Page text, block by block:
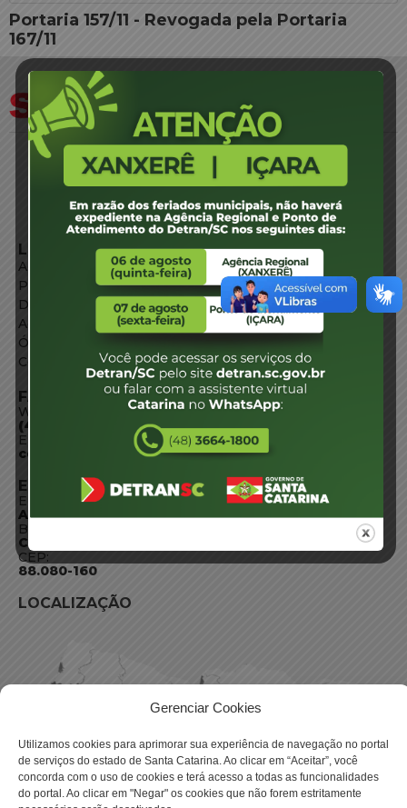
Gerenciar Cookies
Utilizamos cookies para aprimorar sua experiência de navegação no portal
de serviços do estado de Santa Catarina. Ao clicar em “Aceitar”, você
concorda com o uso de cookies e terá acesso a todas as funcionalidades
do portal. Ao clicar em "Negar" os cookies que não forem estritamente
Portaria 157/11 - Revogada pela Portaria
167/11
LINKS EXTERNOS
Agência de Notícias
Portal de Serviços
Diário Oficial
Acesso à Informação
Órgãos do Governo
Conheça SC
FALE CONOSCO
WhatsApp:
(48) 3664-1800
E-mail:
centraldeinformacoes@detran.sc.gov.br
ENDEREÇO
Endereço:
Av. Almirante Tamandaré - 480
Bairro:
Coqueiros, Florianópolis SC
CEP:
88.080-160
LOCALIZAÇÃO